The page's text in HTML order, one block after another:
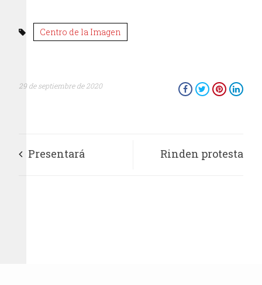
Centro de la Imagen
29 de septiembre de 2020
Presentará Rinden protesta